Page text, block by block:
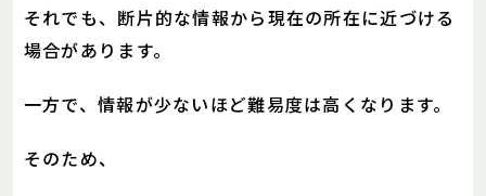
それでも、断片的な情報から現在の所在に近づける
場合があります。
一方で、情報が少ないほど難易度は高くなります。
そのため、